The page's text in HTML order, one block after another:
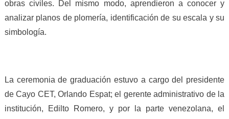
obras civiles. Del mismo modo, aprendieron a conocer y
analizar planos de plomería, identificación de su escala y su
simbología.
La ceremonia de graduación estuvo a cargo del presidente
de Cayo CET, Orlando Espat; el gerente administrativo de la
institución, Edilto Romero, y por la parte venezolana, el